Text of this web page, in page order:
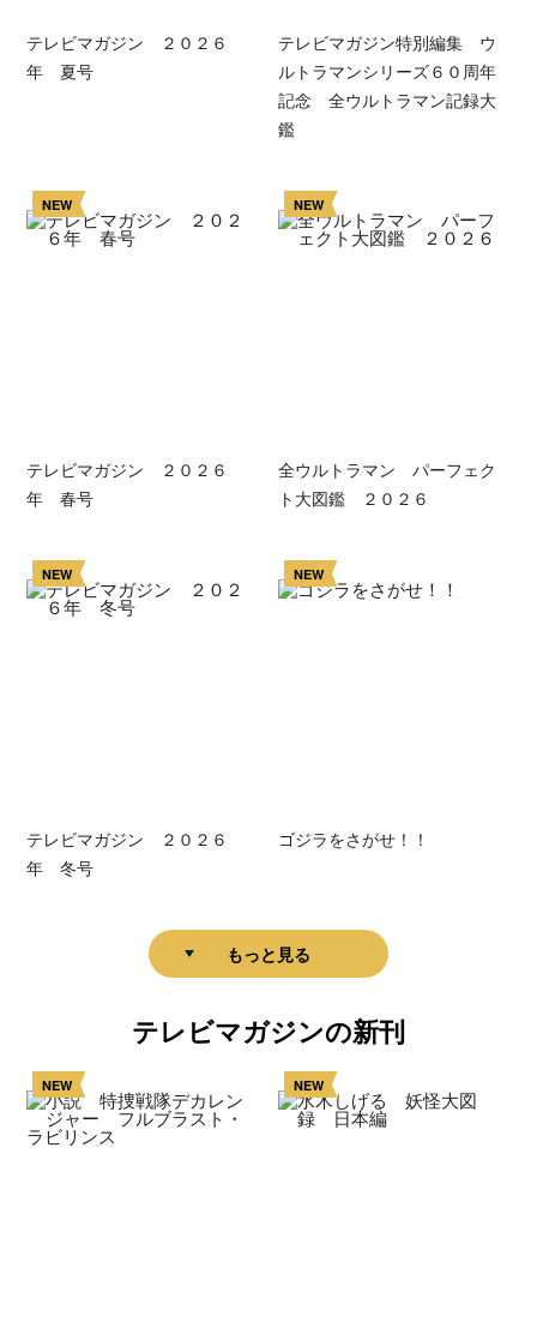
テレビマガジン ２０２６
年 夏号
テレビマガジン特別編集 ウ
ルトラマンシリーズ６０周年
記念 全ウルトラマン記録大
鑑
NEW
テレビマガジン ２０２６
年 春号
NEW
全ウルトラマン パーフェク
ト大図鑑 ２０２６
NEW
テレビマガジン ２０２６
年 冬号
NEW
ゴジラをさがせ！！
もっと見る
テレビマガジンの新刊
NEW NEW